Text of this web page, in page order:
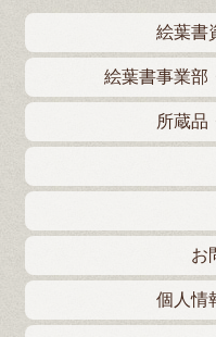
絵葉書
絵葉書事業部
所蔵品
お
個人情